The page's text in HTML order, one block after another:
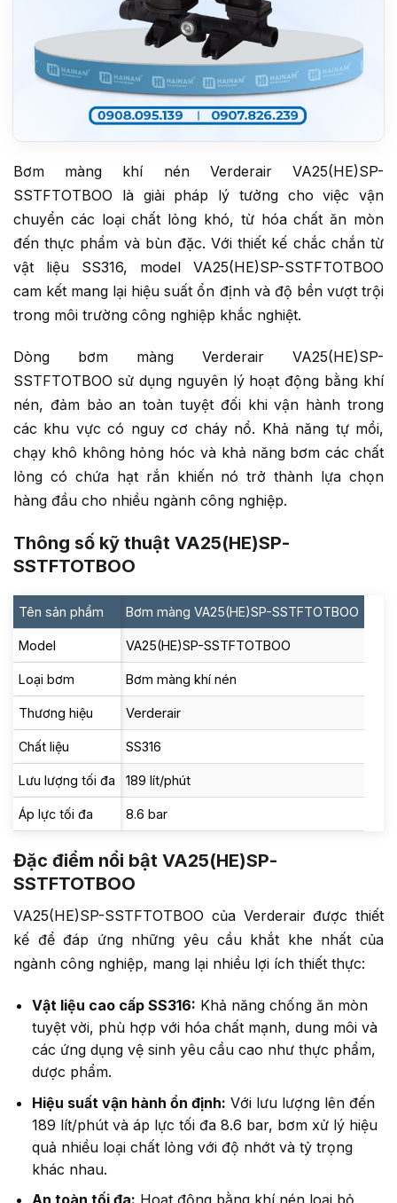
Bơm màng khí nén Verderair VA25(HE)SP-
SSTFTOTBOO là giải pháp lý tưởng cho việc vận
chuyển các loại chất lỏng khó, từ hóa chất ăn mòn
đến thực phẩm và bùn đặc. Với thiết kế chắc chắn từ
vật liệu SS316, model VA25(HE)SP-SSTFTOTBOO
cam kết mang lại hiệu suất ổn định và độ bền vượt trội
trong môi trường công nghiệp khắc nghiệt.
Dòng bơm màng Verderair VA25(HE)SP-
SSTFTOTBOO sử dụng nguyên lý hoạt động bằng khí
nén, đảm bảo an toàn tuyệt đối khi vận hành trong
các khu vực có nguy cơ cháy nổ. Khả năng tự mồi,
chạy khô không hỏng hóc và khả năng bơm các chất
lỏng có chứa hạt rắn khiến nó trở thành lựa chọn
hàng đầu cho nhiều ngành công nghiệp.
Thông số kỹ thuật VA25(HE)SP-
SSTFTOTBOO
Tên sản phẩm Bơm màng VA25(HE)SP-SSTFTOTBOO
Model VA25(HE)SP-SSTFTOTBOO
Loại bơm Bơm màng khí nén
Thương hiệu Verderair
Chất liệu SS316
Lưu lượng tối đa 189 lít/phút
Áp lực tối đa 8.6 bar
Đặc điểm nổi bật VA25(HE)SP-
SSTFTOTBOO
VA25(HE)SP-SSTFTOTBOO của Verderair được thiết
kế để đáp ứng những yêu cầu khắt khe nhất của
ngành công nghiệp, mang lại nhiều lợi ích thiết thực:
Vật liệu cao cấp SS316: Khả năng chống ăn mòn
tuyệt vời, phù hợp với hóa chất mạnh, dung môi và
các ứng dụng vệ sinh yêu cầu cao như thực phẩm,
dược phẩm.
Hiệu suất vận hành ổn định: Với lưu lượng lên đến
189 lít/phút và áp lực tối đa 8.6 bar, bơm xử lý hiệu
quả nhiều loại chất lỏng với độ nhớt và tỷ trọng
khác nhau.